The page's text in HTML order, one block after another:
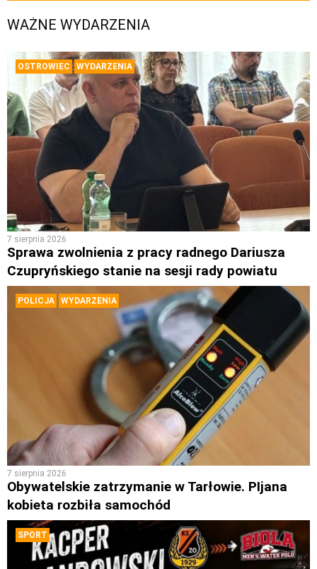
WAŻNE WYDARZENIA
OSTROWIEC WYDARZENIA
7 sierpnia 2026
Sprawa zwolnienia z pracy radnego Dariusza
Czupryńskiego stanie na sesji rady powiatu
POLICJA WYDARZENIA
7 sierpnia 2026
Obywatelskie zatrzymanie w Tarłowie. PIjana
kobieta rozbiła samochód
SPORT